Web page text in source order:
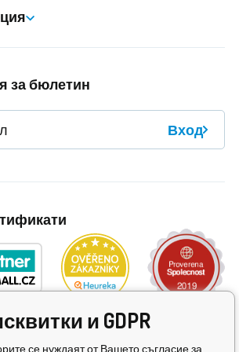
за бюлетин
Вход
и GDPR
се нуждаят от Вашето съгласие за